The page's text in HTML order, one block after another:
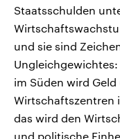
Staatsschulden
und sie sind
im Süden wird
Wirtschaftszentren
das wird den
und politische